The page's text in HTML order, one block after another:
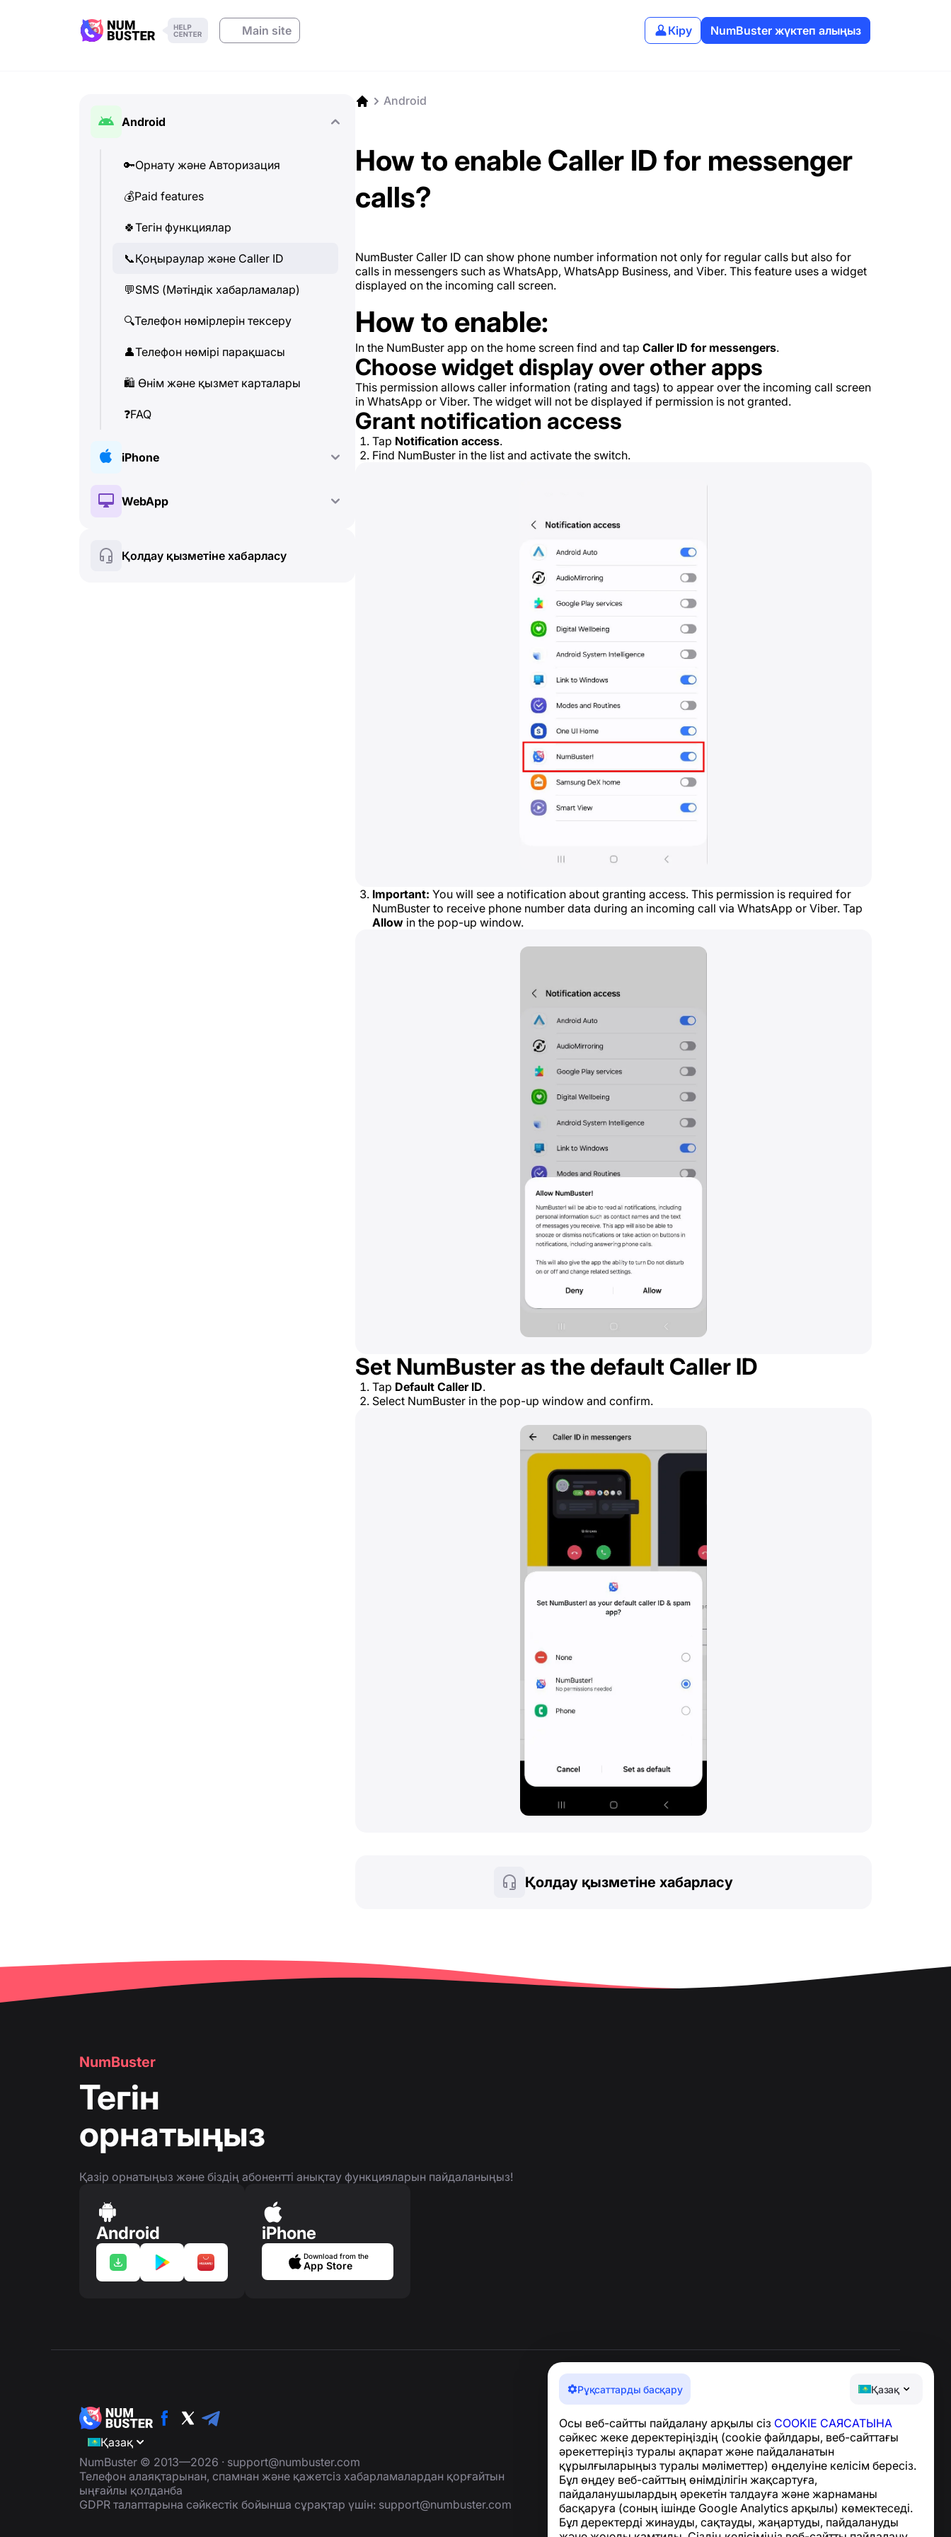
Main site Кіру NumBuster жүктеп алыңыз
Рұқсаттарды басқару Қазақ
Осы веб-сайтты пайдалану арқылы сіз COOKIE САЯСАТЫНА
сәйкес жеке деректеріңіздің (cookie файлдары, веб-сайттағы
әрекеттеріңіз туралы ақпарат және пайдаланатын
құрылғыларыңыз туралы мәліметтер) өңделуіне келісім бересіз.
Бұл өңдеу веб-сайттың өнімділігін жақсартуға,
пайдаланушылардың әрекетін талдауға және жарнаманы
басқаруға (соның ішінде Google Analytics арқылы) көмектеседі.
Бұл деректерді жинауды, сақтауды, жаңартуды, пайдалануды
Android
🔑Орнату және Авторизация
💰Paid features
🍀Тегін функциялар
📞Қоңыраулар және Caller ID
💬SMS (Мәтіндік хабарламалар)
🔍Телефон нөмірлерін тексеру
👤Телефон нөмірі парақшасы
🛍 ️ Өнім және қызмет карталары
❓FAQ
iPhone
🔑 Орнату және Авторизация
🍀Тегін функциялар
WebApp
Қолдау қызметіне хабарласу
Android
How to enable Caller ID for messenger
calls?
NumBuster Caller ID can show phone number information not only for regular calls but also for
calls in messengers such as WhatsApp, WhatsApp Business, and Viber. This feature uses a widget
displayed on the incoming call screen.
How to enable:
In the NumBuster app on the home screen find and tap Caller ID for messengers.
Choose widget display over other apps
This permission allows caller information (rating and tags) to appear over the incoming call screen
in WhatsApp or Viber. The widget will not be displayed if permission is not granted.
Grant notification access
Tap Notification access.
Find NumBuster in the list and activate the switch.
Important: You will see a notification about granting access. This permission is required for
NumBuster to receive phone number data during an incoming call via WhatsApp or Viber. Tap
Allow in the pop-up window.
Set NumBuster as the default Caller ID
Tap Default Caller ID.
Select NumBuster in the pop-up window and confirm.
Қолдау қызметіне хабарласу
NumBuster
Тегін
орнатыңыз
Қазір орнатыңыз және біздің абонентті анықтау функцияларын пайдаланыңыз!
Android iPhone
Download from the
App Store
Қазақ
NumBuster © 2013—2026 · support@numbuster.com
Телефон алаяқтарынан, спамнан және қажетсіз хабарламалардан қорғайтын
ыңғайлы қолданба
GDPR талаптарына сәйкестік бойынша сұрақтар үшін: support@numbuster.com
Жаңалықтар мен
мақалалар
Жоба туралы
Байланыс